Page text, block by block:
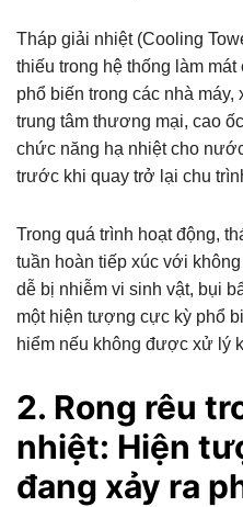
Tháp giải nhiệt (Cooling
thiếu trong hệ thống làm
phổ biến trong các nhà
trung tâm thương mại, cao
chức năng hạ nhiệt cho
trước khi quay trở lại chu
Trong quá trình hoạt động,
tuần hoàn tiếp xúc với
dễ bị nhiễm vi sinh vật, bụi
một hiện tượng cực kỳ phổ
hiểm nếu không được xử lý
2. Rong rêu
nhiệt: Hiện
đang xảy ra